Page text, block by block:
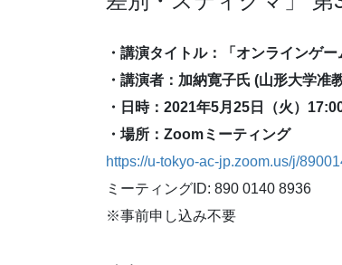
・講演タイトル：
「オンラインゲ
・講演者：加納寛子氏 (山形大学准
・日時：2021年5月25日（火）
・場所：Zoomミーティング
https://u-tokyo-ac-jp.zoom.us/j/
ミーティングID: 890 0140 8936
※事前申し込み不要